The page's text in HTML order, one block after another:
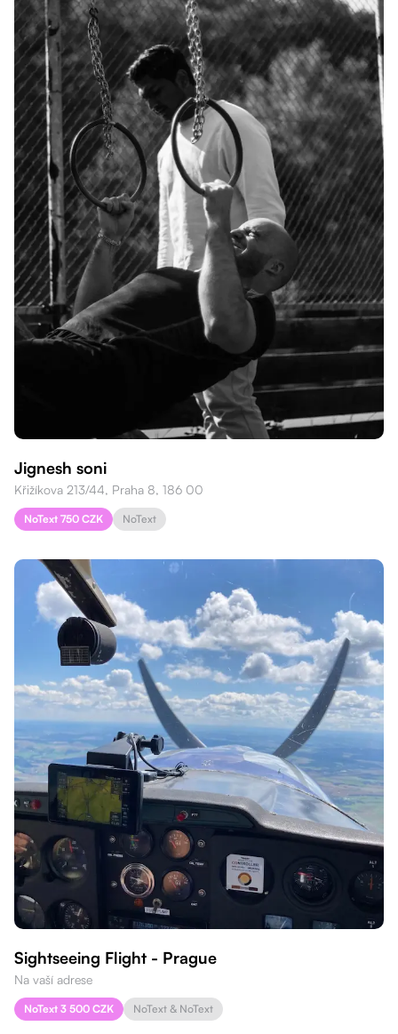
Jignesh soni
Křižíkova 213/44, Praha 8, 186 00
NoText 750 CZK NoText
Sightseeing Flight - Prague
Na vaší adrese
NoText 3 500 CZK NoText & NoText